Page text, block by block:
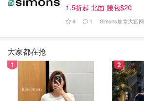
1.5折起 北面 腰包$20
6 1 Simons加拿大官网
大家都在抢
1 2